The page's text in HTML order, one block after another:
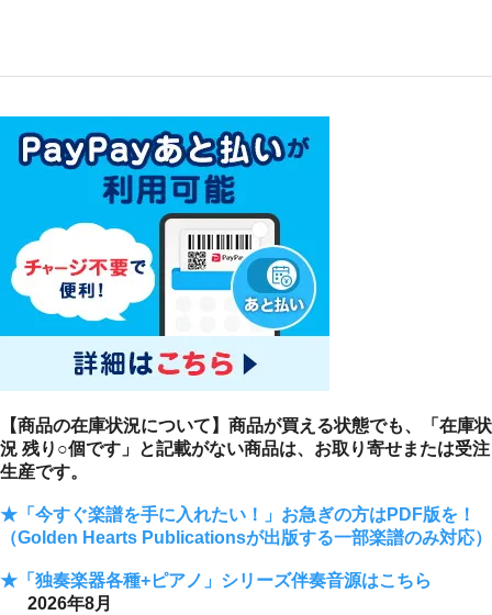
【商品の在庫状況について】商品が買える状態でも、「在庫状
況 残り○個です」と記載がない商品は、お取り寄せまたは受注
生産です。
★「今すぐ楽譜を手に入れたい！」お急ぎの方はPDF版を！
（Golden Hearts Publicationsが出版する一部楽譜のみ対応）
★「独奏楽器各種+ピアノ」シリーズ伴奏音源はこちら
2026年8月